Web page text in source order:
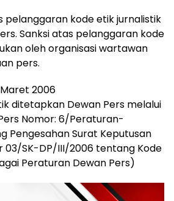
pelanggaran kode etik jurnalistik
Sanksi atas pelanggaran kode
oleh organisasi wartawan
pers.
2006
ditetapkan Dewan Pers melalui
Nomor: 6/Peraturan-
Pengesahan Surat Keputusan
03/SK-DP/III/2006 tentang Kode
Peraturan Dewan Pers)